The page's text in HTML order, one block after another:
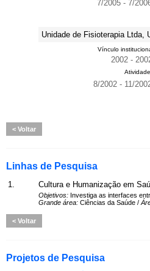
7/2005 - 7/
Unidade de Fisioterapia Ltda,
Vínculo
2002 -
8/2002 - 11/
Voltar
Linhas de Pesquisa
1. Cultura e Humanização em
Objetivos: Investiga as interfaces
Grande área: Ciências da Saúde /
Voltar
Projetos de Pesquisa